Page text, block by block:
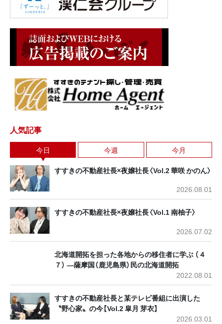
人気記事
今日 今週 今月
すすきの不動産社長×夜嬢社長〈Vol.2 華咲 かのん〉
2026.08.01
すすきの不動産社長×夜嬢社長〈Vol.1 南柚子〉
2026.07.02
北海道開拓を担った各地からの移住者に学ぶ （４
７） ―薩摩国（鹿児島県）民の北海道開拓
2022.08.01
すすきの不動産社長と某テレビ番組に出演した
〝野心家〟の今【Vol.2 皐月 芽衣】
2026.03.01